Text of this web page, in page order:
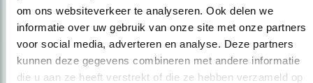
om ons websiteverkeer te analyseren. Ook delen we
informatie over uw gebruik van onze site met onze partners
voor social media, adverteren en analyse. Deze partners
kunnen deze gegevens combineren met andere informatie
die u aan ze heeft verstrekt of die ze hebben verzameld op
AANMELDEN VOGELNIEUWS
Volg ons via social media